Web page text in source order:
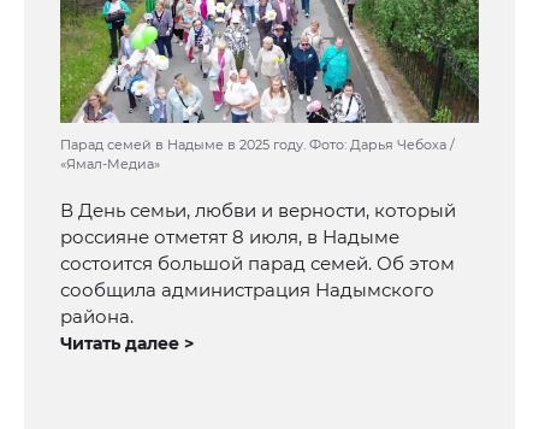
Парад семей в Надыме в 2025 году. Фото: Дарья Чебоха /
«Ямал-Медиа»
В День семьи, любви и верности, который
россияне отметят 8 июля, в Надыме
состоится большой парад семей. Об этом
сообщила администрация Надымского
района.
Читать далее >